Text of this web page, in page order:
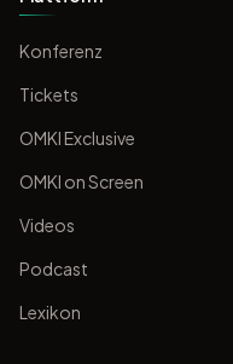
Konferenz
Tickets
OMKI Exclusive
OMKI on Screen
Videos
Podcast
Lexikon